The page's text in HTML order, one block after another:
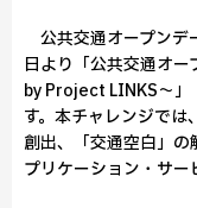
公共交通オープンデ
日より「公共交通オ
by Project LINKS～」
す。本チャレンジでは
創出、「交通空白」
プリケーション・サー